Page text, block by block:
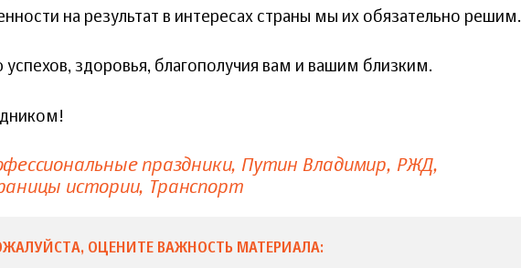
на результат в интересах страны мы их обязательно решим.
здоровья, благополучия вам и вашим близким.
праздники Путин Владимир РЖД
истории Транспорт
ОЦЕНИТЕ ВАЖНОСТЬ МАТЕРИАЛА: